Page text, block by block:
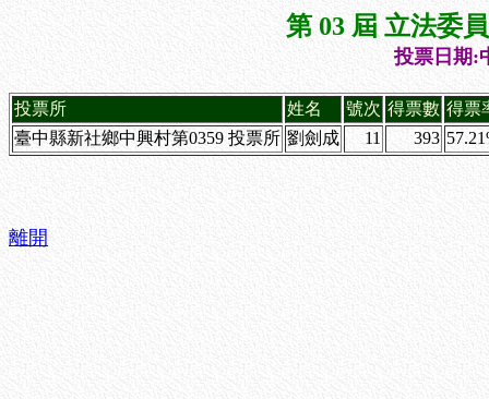
第 03 屆 立法委
投票日期:
投票所 姓名 號次 得票數 得票
臺中縣新社鄉中興村第0359 投票所 劉劍成 11 393
離開